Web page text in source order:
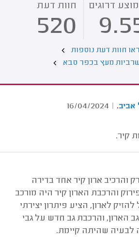
דרוגים חוות דעת
520
חוות דעת נוספות
מעץ בכפר סבא
אביב.
|
16/04/2024
קיר.
והרכיב ארון קיר אחד בדירה
והרכבת הארון קיר היה מורכב
לארון, הציע פיתרון יצירתי
הארון, והרכבת גב חדש על גבי
לבעיה שהיתה קיימת.